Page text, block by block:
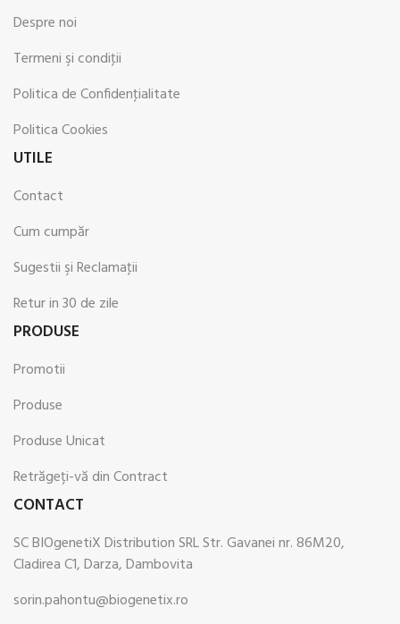
Despre noi
Termeni şi condiţii
Politica de Confidenţialitate
Politica Cookies
UTILE
Contact
Cum cumpăr
Sugestii şi Reclamaţii
Retur in 30 de zile
PRODUSE
Promotii
Produse
Produse Unicat
Retrăgeți-vă din Contract
CONTACT
SC BIOgenetiX Distribution SRL Str. Gavanei nr. 86M20,
Cladirea C1, Darza, Dambovita
sorin.pahontu@biogenetix.ro